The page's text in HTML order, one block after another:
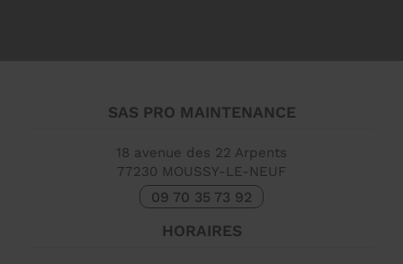
SAS PRO MAINTENANCE
18 avenue des 22 Arpents
77230 MOUSSY-LE-NEUF
09 70 35 73 92
HORAIRES